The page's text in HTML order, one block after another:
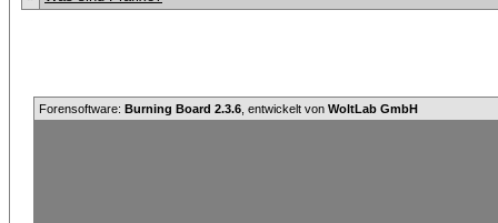
Forensoftware: Burning Board 2.3.6 , entwickelt von WoltLab GmbH